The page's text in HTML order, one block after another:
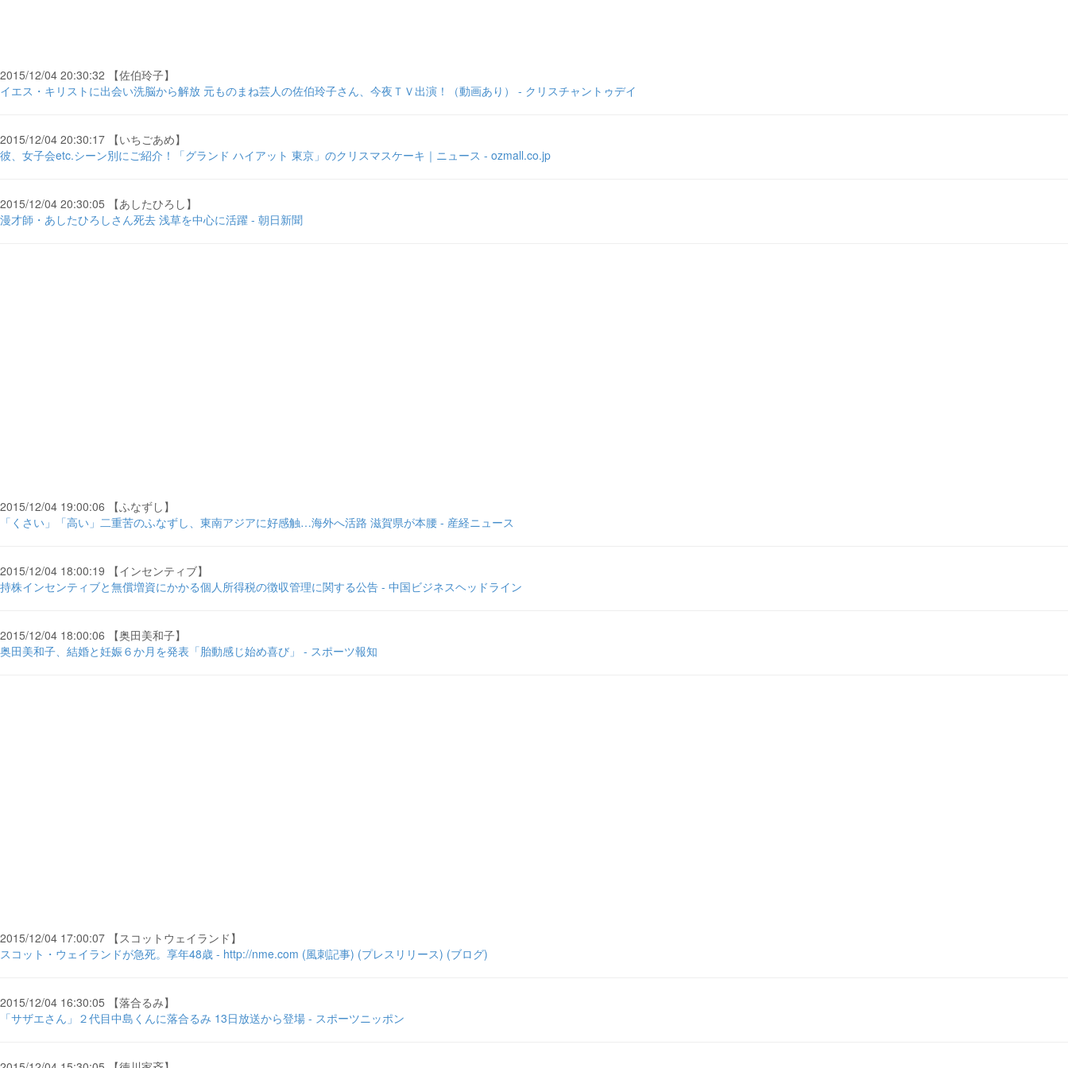
2015/12/04 20:30:32 【佐伯玲子】
イエス・キリストに出会い洗脳から解放 元ものまね芸人の佐伯玲子さん、今夜ＴＶ出演！（動画あり） - クリスチャントゥデイ
2015/12/04 20:30:17 【いちごあめ】
彼、女子会etc.シーン別にご紹介！「グランド ハイアット 東京」のクリスマスケーキ｜ニュース - ozmall.co.jp
2015/12/04 20:30:05 【あしたひろし】
漫才師・あしたひろしさん死去 浅草を中心に活躍 - 朝日新聞
2015/12/04 19:00:06 【ふなずし】
「くさい」「高い」二重苦のふなずし、東南アジアに好感触…海外へ活路 滋賀県が本腰 - 産経ニュース
2015/12/04 18:00:19 【インセンティブ】
持株インセンティブと無償増資にかかる個人所得税の徴収管理に関する公告 - 中国ビジネスヘッドライン
2015/12/04 18:00:06 【奥田美和子】
奥田美和子、結婚と妊娠６か月を発表「胎動感じ始め喜び」 - スポーツ報知
2015/12/04 17:00:07 【スコットウェイランド】
スコット・ウェイランドが急死。享年48歳 - http://nme.com (風刺記事) (プレスリリース) (ブログ)
2015/12/04 16:30:05 【落合るみ】
「サザエさん」２代目中島くんに落合るみ 13日放送から登場 - スポーツニッポン